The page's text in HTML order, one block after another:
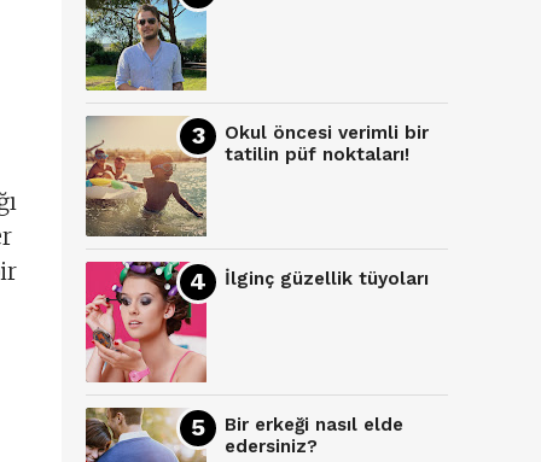
Okul öncesi verimli bir
tatilin püf noktaları!
İlginç güzellik tüyoları
Bir erkeği nasıl elde
edersiniz?